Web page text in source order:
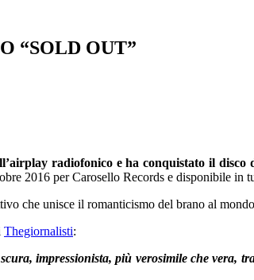
“SOLD OUT”
radiofonico e ha conquistato il
2016 per Carosello Records e disponibile
che unisce il romanticismo del brano al
Thegiornalisti:
impressionista, più verosimile che vera,